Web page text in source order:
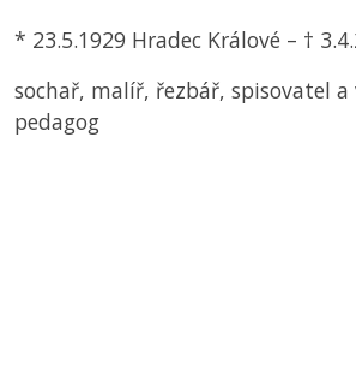
* 23.5.1929 Hradec Králové – †
sochař, malíř, řezbář, spisovatel a
pedagog